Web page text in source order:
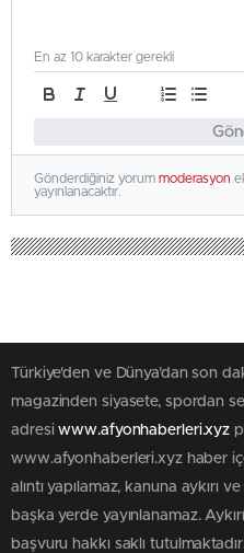
En az 10 karakter gerekli
Gönderdiğiniz yorum moderasyon
yayınlanacaktır.
Türkiye'den ve Dünya’dan son
magazinden siyasete, spordan
adresiwww.afyonhaberleri.xyz
www.afyonhaberleri.xyz haber
alıntı yapılamaz, kanuna aykırı
başka yerde yayınlanamaz.
başvuru hakkı saklı